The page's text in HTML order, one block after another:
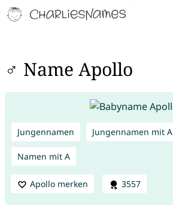
♂ Name Apollo
Jungennamen Jungennamen mit A
Namen mit A
Apollo merken 3557